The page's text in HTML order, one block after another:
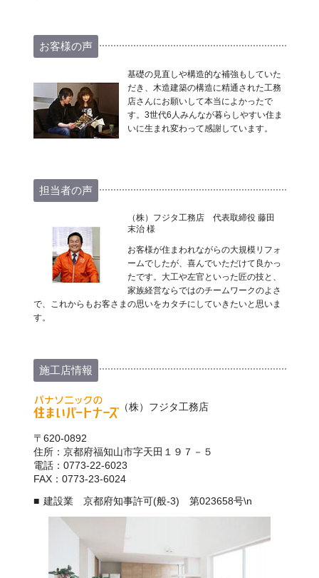
お客様の声
基礎の見直しや構造的な補強もしていた
だき、木造建築の構造に精通された工務
店さんにお願いして本当によかったで
す。3世代6人みんなが暮らしやすい住ま
いに生まれ変わって感謝しています。
担当者の声
（株）フジタ工務店 代表取締役 藤田
末治 様
お客様が住まわれながらの大規模リフォ
ームでしたが、喜んでいただけて良かっ
たです。大工や左官といった匠の技と、
家族経営ならではのチームワークのよさ
で、これからもお客さまの思いをカタチにしていきたいと思いま
す。
施工店情報
（株）フジタ工務店
〒620-0892
住所：京都府福知山市字天田１９７－５
電話：0773-22-6023
FAX：0773-23-6024
建設業 京都府知事許可(般-3) 第023658号\n